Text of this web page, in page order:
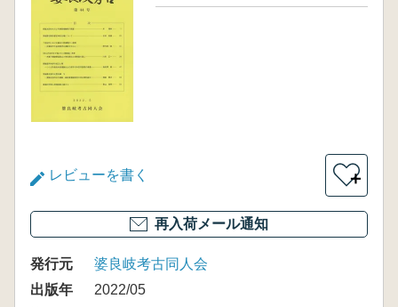
レビューを書く ＋
再入荷メール通知
発行元
婆良岐考古同人会
出版年
2022/05